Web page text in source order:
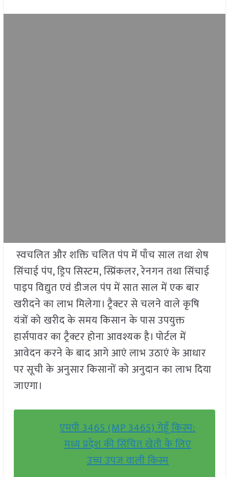
स्वचलित और शक्ति चलित पंप में पाँच साल तथा शेष
सिंचाई पंप, ड्रिप सिस्टम, स्प्रिंकलर, रेनगन तथा सिंचाई
पाइप विद्युत एवं डीजल पंप में सात साल में एक बार
खरीदने का लाभ मिलेगा। ट्रैक्टर से चलने वाले कृषि
यंत्रों को खरीद के समय किसान के पास उपयुक्त
हार्सपावर का ट्रैक्टर होना आवश्यक है। पोर्टल में
आवेदन करने के बाद आगे आएं लाभ उठाएं के आधार
पर सूची के अनुसार किसानों को अनुदान का लाभ दिया
जाएगा।
एमपी 3465 (MP 3465) गेहूँ किस्म:
मध्य प्रदेश की सिंचित खेती के लिए
उच्च उपज वाली किस्म